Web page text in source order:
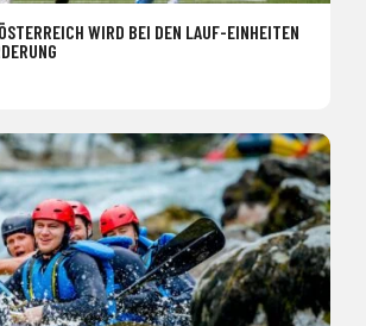
WIRD BEI DEN LAUF-EINHEITEN